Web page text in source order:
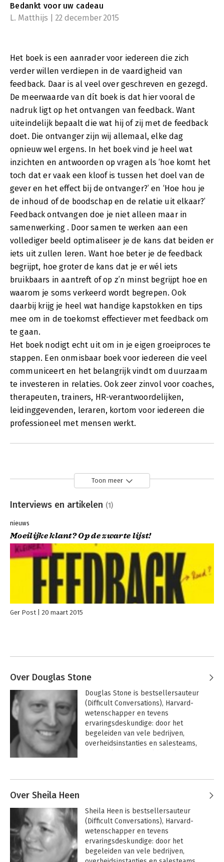
Bedankt voor uw cadeau
L. Matthijs | 22 december 2015
Het boek is een aanrader voor iedereen die zich
verder willen verdiepen in de vaardigheid van
feedback. Daar is al veel over geschreven en gezegd.
De meerwaarde van dít boek is dat hier vooral de
nadruk ligt op het ontvangen van feedback. Want
uiteindelijk bepaalt die wat hij of zij met de feedback
doet. Die ontvanger zijn wij allemaal, elke dag
opnieuw wel ergens. In het boek vind je heel wat
inzichten en antwoorden op vragen als ‘hoe komt het
toch dat er vaak een kloof is tussen het doel van de
gever en het effect bij de ontvanger?’ en ‘Hoe hou je
de inhoud of de boodschap en de relatie uit elkaar?’
Feedback ontvangen doe je niet alleen maar in
samenwerking . Door samen te werken aan een
vollediger beeld optimaliseer je de kans dat beiden er
iets uit zullen leren. Want hoe beter je de feedback
begrijpt, hoe groter de kans dat je er wél iets
bruikbaars in aantreft of op z’n minst begrijpt hoe en
waarom je soms verkeerd wordt begrepen. Ook
daarbij krijg je heel wat handige kapstokken en tips
mee om in de toekomst effectiever met feedback om
te gaan.
Het boek nodigt echt uit om in je eigen groeiproces te
stappen. Een onmisbaar boek voor iedereen die veel
communiceert en het belangrijk vindt om duurzaam
te investeren in relaties. Ook zeer zinvol voor coaches,
therapeuten, trainers, HR-verantwoordelijken,
leidinggevenden, leraren, kortom voor iedereen die
professioneel met mensen werkt.
Toon meer
Interviews en artikelen (1)
nieuws
Moeilijke klant? Op de zwarte lijst!
Ger Post 20 maart 2015
Over Douglas Stone
Douglas Stone is bestsellersauteur
(Difficult Conversations), Harvard-
wetenschapper en tevens
ervaringsdeskundige: door het
begeleiden van vele bedrijven,
overheidsinstanties en salesteams,
hersenwetenschap en psychologie,
gecombineerd met praktisch, duidelijk
advies.
Over Sheila Heen
Sheila Heen is bestsellersauteur
(Difficult Conversations), Harvard-
wetenschapper en tevens
ervaringsdeskundige: door het
begeleiden van vele bedrijven,